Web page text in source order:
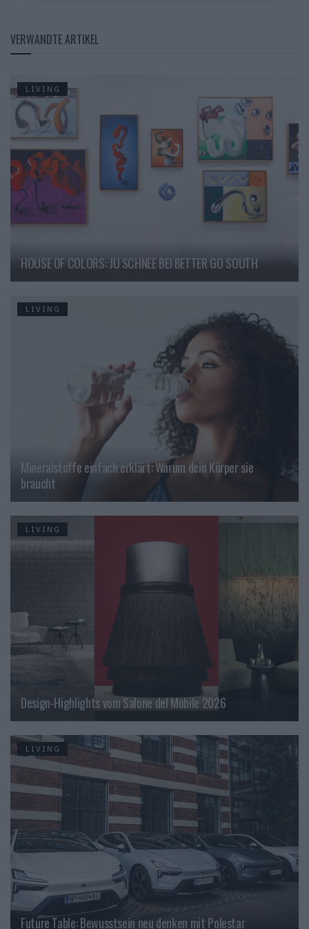
VERWANDTE ARTIKEL
LIVING
HOUSE OF COLORS: JU SCHNEE BEI BETTER GO SOUTH
LIVING
Mineralstoffe einfach erklärt: Warum dein Körper sie
braucht
LIVING
Design-Highlights vom Salone del Mobile 2026
LIVING
Future Table: Bewusstsein neu denken mit Polestar